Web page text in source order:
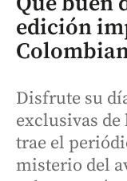
edición
Disfrute su
exclusivas
trae el
misterio del